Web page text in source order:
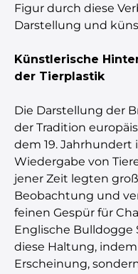
Figur durch diese
Darstellung und
Künstlerische
der Tierplastik
Die Darstellung der
der Tradition
dem 19.
Wiedergabe von
jener Zeit legten
Beobachtung und
feinen Gespür für
Englische
diese Haltung,
Erscheinung,